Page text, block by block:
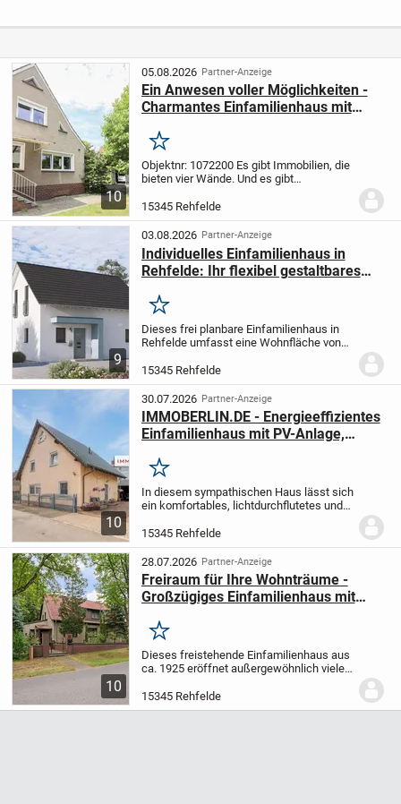
10
05.08.2026 Partner-Anzeige
Ein Anwesen voller Möglichkeiten -
Charmantes Einfamilienhaus mit
Merken
Objektnr: 1072200 Es gibt Immobilien, die
bieten vier Wände. Und es gibt
Träume ermöglichen und Raum für Ideen
schaffen.Dieses außergewöhnliche
Anwesen in...
15345 Rehfelde
9
03.08.2026 Partner-Anzeige
Individuelles Einfamilienhaus in
Rehfelde: Ihr flexibel gestaltbares
Merken
Dieses frei planbare Einfamilienhaus in
Rehfelde umfasst eine Wohnfläche von
Zimmern ausreichend Platz für Ihre
Familie. Auf einem 522 m² großen
Grundstück in...
15345 Rehfelde
10
30.07.2026 Partner-Anzeige
IMMOBERLIN.DE - Energieeffizientes
Einfamilienhaus mit PV-Anlage,
Merken
In diesem sympathischen Haus lässt sich
ein komfortables, lichtdurchflutetes und
genießen. Die Kombination aus moderner
Wärmepumpentechnik,
Photovoltaikanlage,...
15345 Rehfelde
10
28.07.2026 Partner-Anzeige
Freiraum für Ihre Wohnträume -
Großzügiges Einfamilienhaus mit
Merken
Dieses freistehende Einfamilienhaus aus
ca. 1925 eröffnet außergewöhnlich viele
Entwicklungspotenzial und
Gestaltungsfreiheit miteinander verbinden
15345 Rehfelde